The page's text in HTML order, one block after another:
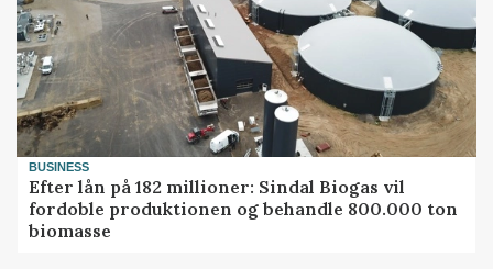
BUSINESS
Efter lån på 182 millioner: Sindal Biogas vil
fordoble produktionen og behandle 800.000 ton
biomasse